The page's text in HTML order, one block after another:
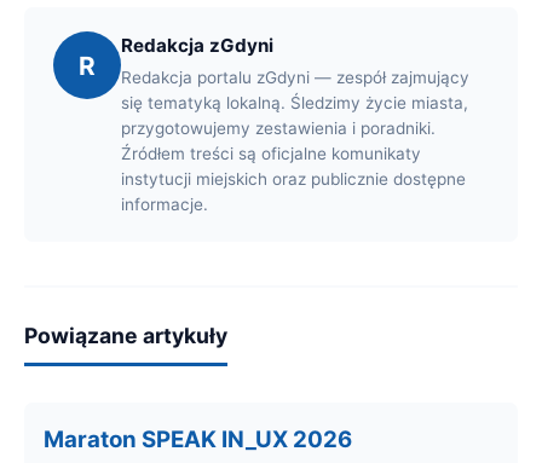
R
Redakcja zGdyni
Redakcja portalu zGdyni — zespół zajmujący
się tematyką lokalną. Śledzimy życie miasta,
przygotowujemy zestawienia i poradniki.
Źródłem treści są oficjalne komunikaty
instytucji miejskich oraz publicznie dostępne
informacje.
Powiązane artykuły
Maraton SPEAK IN_UX 2026